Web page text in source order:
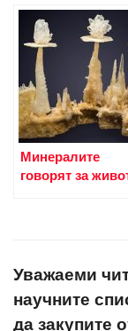
Минералите
говорят за
Уважаеми
научните
да закупите